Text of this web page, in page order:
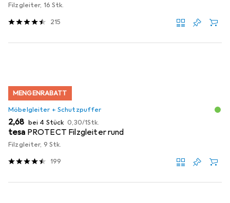
Filzgleiter, 16 Stk.
215
MENGENRABATT
Möbelgleiter + Schutzpuffer
EUR
2,68 bei 4 Stück EUR
0,30/1Stk.
tesa PROTECT Filzgleiter rund
Filzgleiter, 9 Stk.
199